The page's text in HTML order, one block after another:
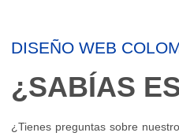
DISEÑO WEB
¿SABÍAS
¿Tienes preguntas sobre